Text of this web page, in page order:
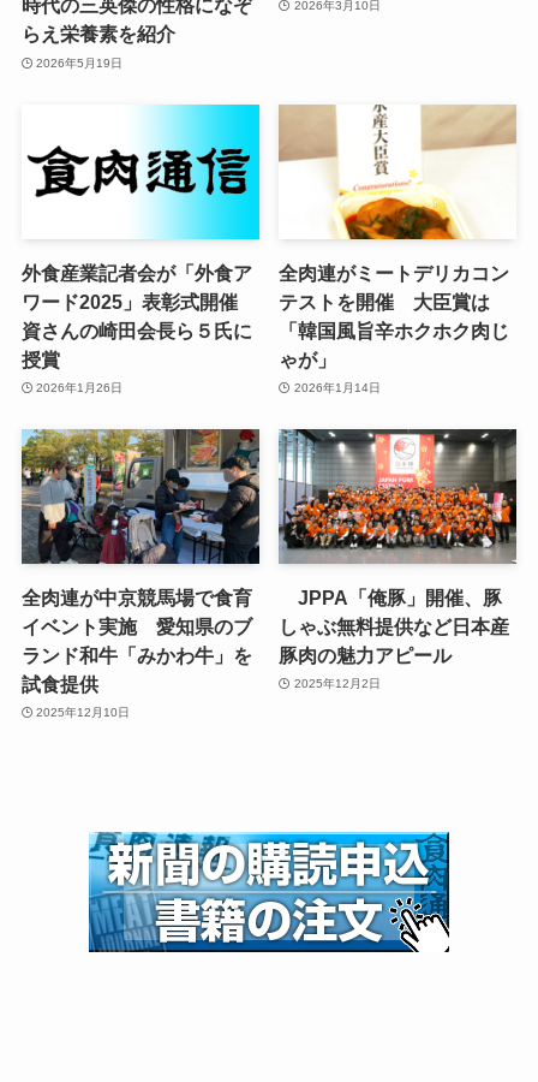
時代の三英傑の性格になぞ
らえ栄養素を紹介
2026年5月19日
2026年3月10日
外食産業記者会が「外食ア
ワード2025」表彰式開催
資さんの崎田会長ら５氏に
授賞
2026年1月26日
全肉連がミートデリカコン
テストを開催 大臣賞は
「韓国風旨辛ホクホク肉じ
ゃが」
2026年1月14日
全肉連が中京競馬場で食育
イベント実施 愛知県のブ
ランド和牛「みかわ牛」を
試食提供
2025年12月10日
JPPA「俺豚」開催、豚
しゃぶ無料提供など日本産
豚肉の魅力アピール
2025年12月2日